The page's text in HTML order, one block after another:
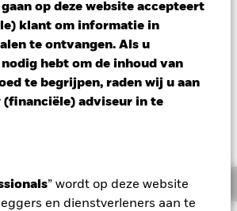
op deze website accepteert
klant om informatie in
te ontvangen. Als u
hebt om de inhoud van
te begrijpen, raden wij u aan
(financiële) adviseur in te
” wordt op deze website
en dienstverleners aan te
per 05/aug/2026 Morningstar Rating